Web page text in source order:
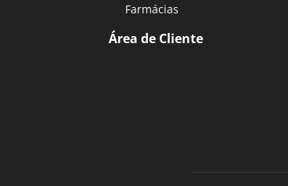
Farmácias
Área de Cliente